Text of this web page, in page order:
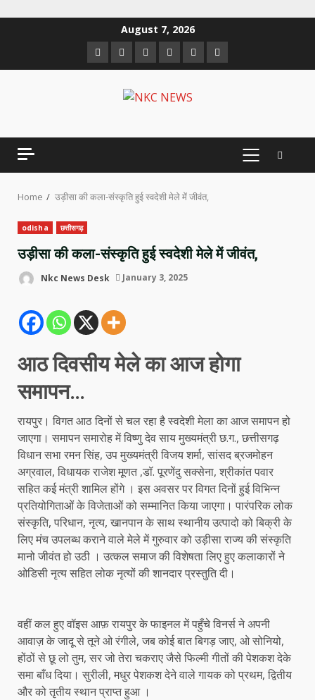
August 7, 2026
Facebook
TwitterLinkedin
VK YoutubeInstagram
PRIMARY
MENU
Home उड़ीसा की कला-संस्कृति हुई स्वदेशी मेले में जीवंत,
odisha छत्तीसगढ़
उड़ीसा की कला-संस्कृति हुई स्वदेशी मेले में जीवंत,
Nkc News Desk January 3, 2025
आठ दिवसीय मेले का आज होगा
समापन…
रायपुर। विगत आठ दिनों से चल रहा है स्वदेशी मेला का आज समापन हो
जाएगा। समापन समारोह में विष्णु देव साय मुख्यमंत्री छ.ग., छत्तीसगढ़
विधान सभा रमन सिंह, उप मुख्यमंत्री विजय शर्मा, सांसद ब्रजमोहन
अग्रवाल, विधायक राजेश मूणत ,डॉ. पूरणेंदु सक्सेना, श्रीकांत पवार
सहित कई मंत्री शामिल होंगे । इस अवसर पर विगत दिनों हुई विभिन्न
प्रतियोगिताओं के विजेताओं को सम्मानित किया जाएगा। पारंपरिक लोक
संस्कृति, परिधान, नृत्य, खानपान के साथ स्थानीय उत्पादो को बिक्री के
लिए मंच उपलब्ध कराने वाले मेले में गुरुवार को उड़ीसा राज्य की संस्कृति
मानो जीवंत हो उठी । उत्कल समाज की विशेषता लिए हुए कलाकारों ने
ओडिसी नृत्य सहित लोक नृत्यों की शानदार प्रस्तुति दी।
वहीं कल हुए वॉइस आफ़ रायपुर के फाइनल में पहुँचे विनर्स ने अपनी
आवाज़ के जादू से तूने ओ रंगीले, जब कोई बात बिगड़ जाए, ओ सोनियो,
होंठों से छू लो तुम, सर जो तेरा चकराए जैसे फिल्मी गीतों की पेशकश देके
समा बाँध दिया। सुरीली, मधुर पेशकश देने वाले गायक को प्रथम, द्वितीय
और को तृतीय स्थान प्राप्त हुआ ।